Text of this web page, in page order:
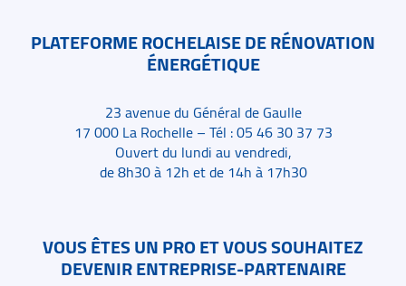
PLATEFORME ROCHELAISE DE RÉNOVATION
ÉNERGÉTIQUE
23 avenue du Général de Gaulle
17 000 La Rochelle – Tél : 05 46 30 37 73
Ouvert du lundi au vendredi,
de 8h30 à 12h et de 14h à 17h30
VOUS ÊTES UN PRO ET VOUS SOUHAITEZ
DEVENIR ENTREPRISE-PARTENAIRE